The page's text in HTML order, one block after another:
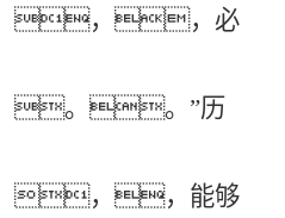
，，必
。。”历
，，能够